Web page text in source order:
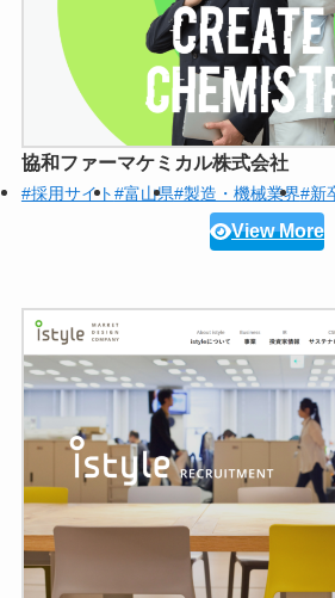
協和ファーマケミカル株式会社
#採用サイト#富山県#製造・機械業界#新
View More